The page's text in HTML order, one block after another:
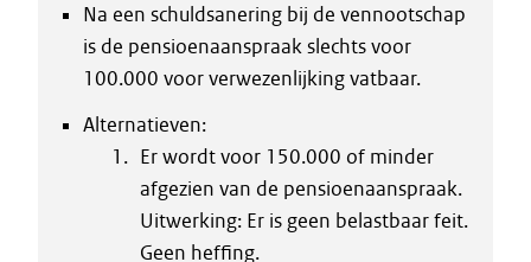
Na een schuldsanering bij de vennootschap
is de pensioenaanspraak slechts voor
100.000 voor verwezenlijking vatbaar.
Alternatieven:
Er wordt voor 150.000 of minder
afgezien van de pensioenaanspraak.
Uitwerking: Er is geen belastbaar feit.
Geen heffing.